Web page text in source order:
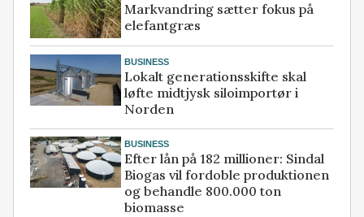
Markvandring sætter fokus på
elefantgræs
BUSINESS
Lokalt generationsskifte skal
løfte midtjysk siloimportør i
Norden
BUSINESS
Efter lån på 182 millioner: Sindal
Biogas vil fordoble produktionen
og behandle 800.000 ton
biomasse